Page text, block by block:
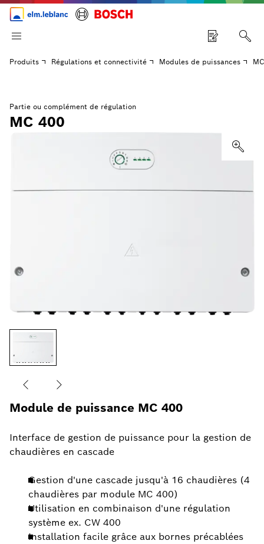
Produits Régulations et connectivité Modules de puissances
Partie ou complément de régulation
MC 400
Module de puissance MC 400
Interface de gestion de puissance pour la gestion de
chaudières en cascade
Gestion d'une cascade jusqu'à 16 chaudières (4
chaudières par module MC 400)
Utilisation en combinaison d'une régulation
système ex. CW 400
Installation facile grâce aux bornes précablées